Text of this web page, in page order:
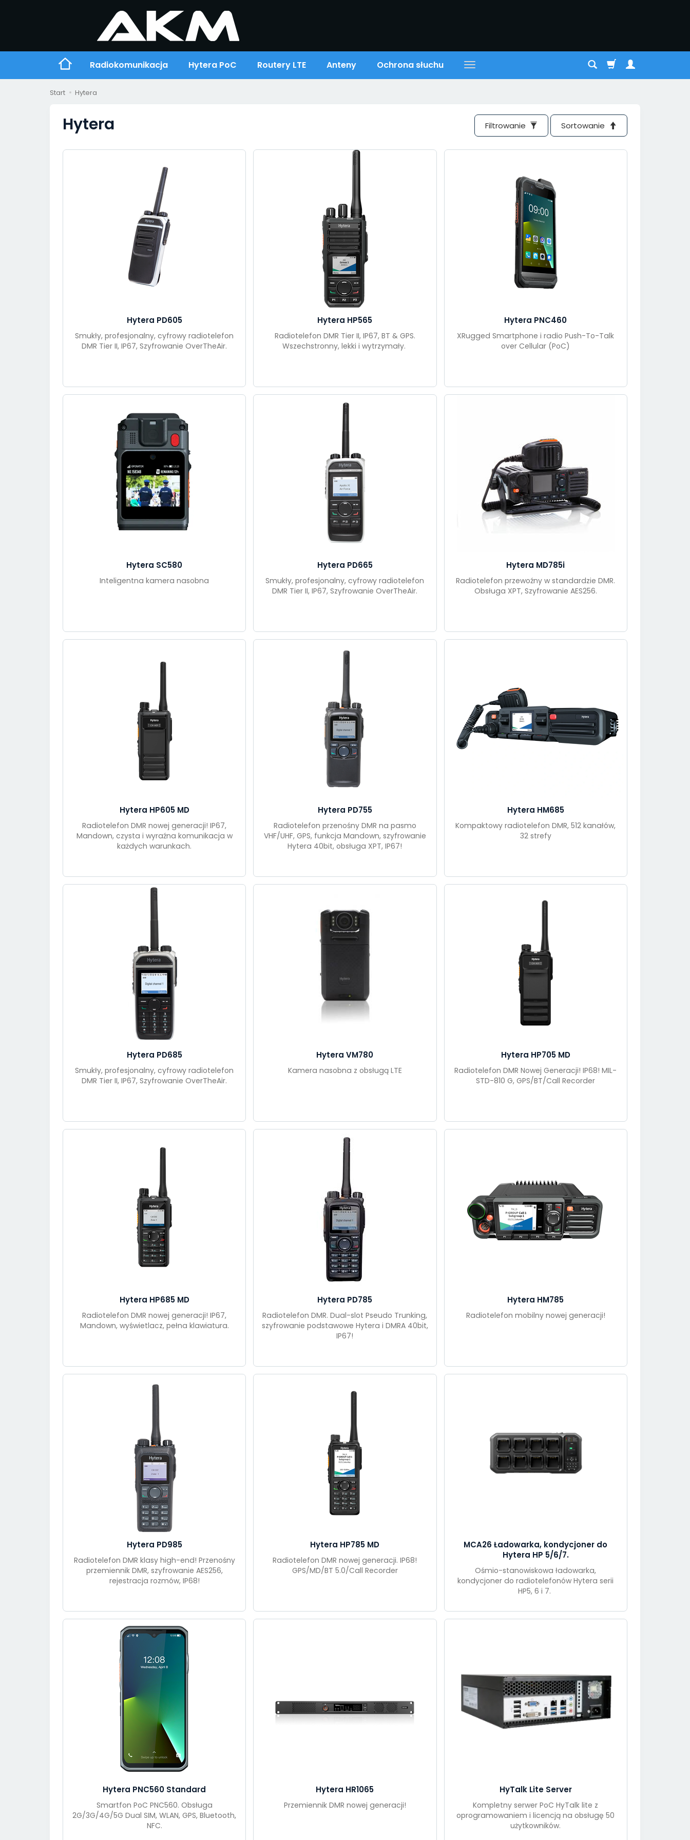
Radiokomunikacja Hytera PoC Routery LTE Anteny Ochrona słuchu
Start Hytera
Hytera Filtrowanie Sortowanie
Hytera PD605
Smukły, profesjonalny, cyfrowy radiotelefon
DMR Tier II, IP67, Szyfrowanie OverTheAir.
Hytera HP565
Radiotelefon DMR Tier II, IP67, BT & GPS.
Wszechstronny, lekki i wytrzymały.
Hytera PNC460
XRugged Smartphone i radio Push-To-Talk
over Cellular (PoC)
Hytera SC580
Inteligentna kamera nasobna
Hytera PD665
Smukły, profesjonalny, cyfrowy radiotelefon
DMR Tier II, IP67, Szyfrowanie OverTheAir.
Hytera MD785i
Radiotelefon przewoźny w standardzie DMR.
Obsługa XPT, Szyfrowanie AES256.
Hytera HP605 MD
Radiotelefon DMR nowej generacji! IP67,
Mandown, czysta i wyraźna komunikacja w
każdych warunkach.
Hytera PD755
Radiotelefon przenośny DMR na pasmo
VHF/UHF, GPS, funkcja Mandown, szyfrowanie
Hytera 40bit, obsługa XPT, IP67!
Hytera HM685
Kompaktowy radiotelefon DMR, 512 kanałów,
32 strefy
Hytera PD685
Smukły, profesjonalny, cyfrowy radiotelefon
DMR Tier II, IP67, Szyfrowanie OverTheAir.
Hytera VM780
Kamera nasobna z obsługą LTE
Hytera HP705 MD
Radiotelefon DMR Nowej Generacji! IP68! MIL-
STD-810 G, GPS/BT/Call Recorder
Hytera HP685 MD
Radiotelefon DMR nowej generacji! IP67,
Mandown, wyświetlacz, pełna klawiatura.
Hytera PD785
Radiotelefon DMR. Dual-slot Pseudo Trunking,
szyfrowanie podstawowe Hytera i DMRA 40bit,
IP67!
Hytera HM785
Radiotelefon mobilny nowej generacji!
Hytera PD985
Radiotelefon DMR klasy high-end! Przenośny
przemiennik DMR, szyfrowanie AES256,
rejestracja rozmów, IP68!
Hytera HP785 MD
Radiotelefon DMR nowej generacji. IP68!
GPS/MD/BT 5.0/Call Recorder
MCA26 Ładowarka, kondycjoner do
Hytera HP 5/6/7.
Ośmio-stanowiskowa ładowarka,
kondycjoner do radiotelefonów Hytera serii
HP5, 6 i 7.
Hytera PNC560 Standard
Smartfon PoC PNC560. Obsługa
2G/3G/4G/5G Dual SIM, WLAN, GPS, Bluetooth,
NFC.
Hytera HR1065
Przemiennik DMR nowej generacji!
HyTalk Lite Server
Kompletny serwer PoC HyTalk lite z
oprogramowaniem i licencją na obsługę 50
użytkowników.